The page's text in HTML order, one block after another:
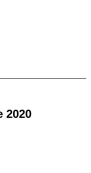
2020